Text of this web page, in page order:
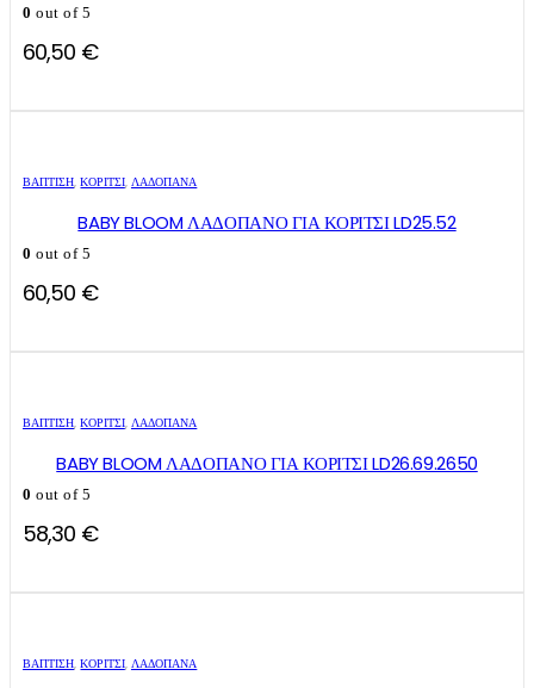
0 out of 5
60,50 €
ΒΑΠΤΙΣΗ,ΚΟΡΊΤΣΙ, ΛΑΔΌΠΑΝΑ
BABY BLOOM ΛΑΔΟΠΑΝΟ ΓΙΑ ΚΟΡΙΤΣΙ LD25.52
0 out of 5
60,50 €
ΒΑΠΤΙΣΗ,ΚΟΡΊΤΣΙ, ΛΑΔΌΠΑΝΑ
BABY BLOOM ΛΑΔΟΠΑΝΟ ΓΙΑ ΚΟΡΙΤΣΙ LD26.69.2650
0 out of 5
58,30 €
ΒΑΠΤΙΣΗ,ΚΟΡΊΤΣΙ, ΛΑΔΌΠΑΝΑ